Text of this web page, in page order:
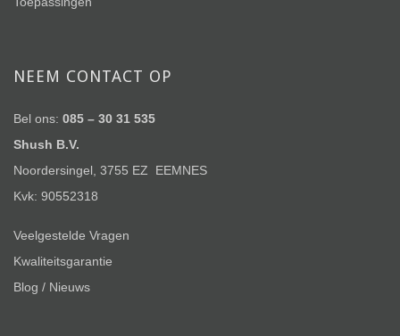
NEEM CONTACT OP
Bel ons: 085 – 30 31 535
Shush B.V.
Noordersingel, 3755 EZ EEMNES
Kvk: 90552318
Veelgestelde Vragen
Kwaliteitsgarantie
Blog / Nieuws